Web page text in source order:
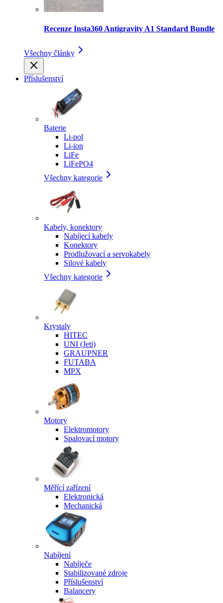
Recenze Insta360 Antigravity A1 Standard Bundle
Všechny články
Příslušenství
Baterie
Li-pol
Li-ion
LiFe
LiFePO4
Všechny kategorie
Kabely, konektory
Nabíjecí kabely
Konektory
Prodlužovací a servokabely
Silové kabely
Všechny kategorie
Krystaly
HITEC
UNI (Jeti)
GRAUPNER
FUTABA
MPX
Motory
Elektromotory
Spalovací motory
Měřící zařízení
Elektronická
Mechanická
Nabíjení
Nabíječe
Stabilizované zdroje
Příslušenství
Balancery